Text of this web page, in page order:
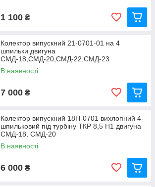
1 100 ₴
Колектор випускний 21-0701-01 на 4
шпильки двигуна
СМД-18,СМД-20,СМД-22,СМД-23
В наявності
7 000 ₴
Колектор випускний 18Н-0701 вихлопний 4-
шпильковий під турбіну ТКР 8,5 Н1 двигуна
СМД-18, СМД-20
В наявності
6 000 ₴